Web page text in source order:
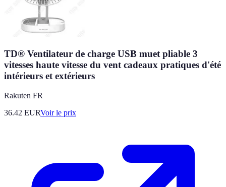
TD® Ventilateur de charge USB muet pliable 3
vitesses haute vitesse du vent cadeaux pratiques d'été
intérieurs et extérieurs
Rakuten FR
36.42 EURVoir le prix